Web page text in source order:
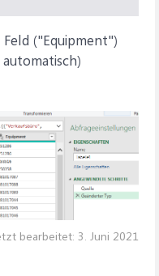
Feld ("Equipment")
bearbeitet: 3. Juni 2021